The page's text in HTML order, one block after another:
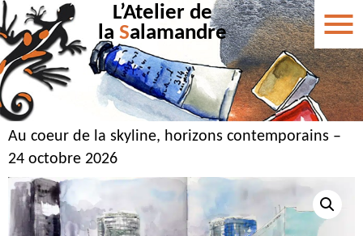
L’Atelier de
la Salamandre
Au coeur de la skyline, horizons contemporains –
24 octobre 2026